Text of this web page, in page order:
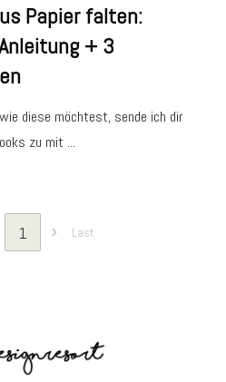
Papier falten:
+ 3
diese möchtest, sende ich dir
zu mit ...
1 Last